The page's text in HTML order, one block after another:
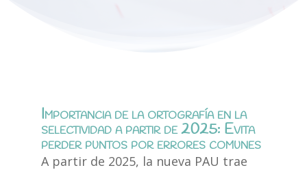
Importancia de la ortografía en la
selectividad a partir de 2025: Evita
perder puntos por errores comunes
A partir de 2025, la nueva PAU trae